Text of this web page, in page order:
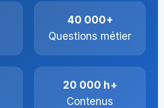
40 000+
Questions métier
20 000 h+
Contenus